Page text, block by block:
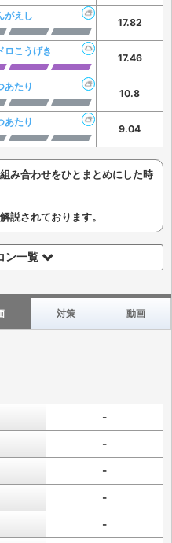
がえし
17.82
ロこうげき
17.46
あたり
10.8
あたり
9.04
み合わせをひとまとめにした時
説されております。
ン一覧
対策 動画
-
-
-
-
-